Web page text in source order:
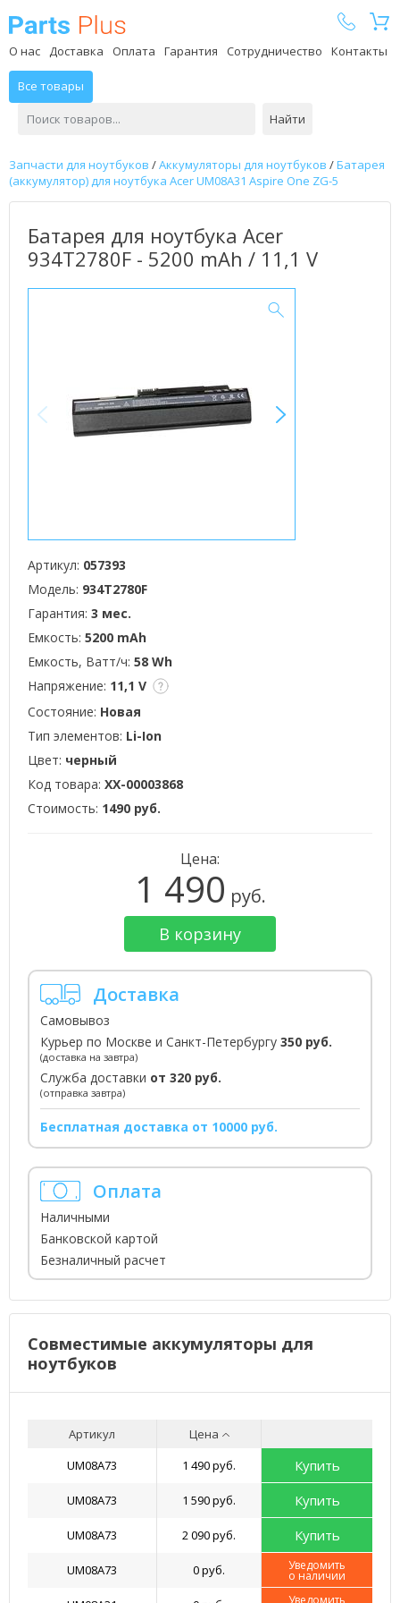
О нас Доставка Оплата Гарантия Сотрудничество Контакты
Все товары
Найти
Запчасти для ноутбуков /Аккумуляторы для ноутбуков /Батарея
(аккумулятор) для ноутбука Acer UM08A31 Aspire One ZG-5
Батарея для ноутбука Acer
934T2780F - 5200 mAh / 11,1 V
Артикул: 057393
Модель: 934T2780F
Гарантия: 3 мес.
Емкость: 5200 mAh
Емкость, Ватт/ч: 58 Wh
Напряжение: 11,1 V
Состояние: Новая
Тип элементов: Li-Ion
Цвет: черный
Код товара: XX-00003868
Стоимость: 1490 руб.
Цена:
1 490 руб.
В корзину
Доставка
Самовывоз
Курьер по Москве и Санкт-Петербургу 350 руб.
(доставка на завтра)
Служба доставки от 320 руб.
(отправка завтра)
Бесплатная доставка от 10000 руб.
Оплата
Наличными
Банковской картой
Безналичный расчет
Совместимые аккумуляторы для
ноутбуков
Артикул
Цена
UM08A73
1 490 руб. Купить
UM08A73 1 590 руб. Купить
UM08A73 2 090 руб. Купить
UM08A73 0 руб. Уведомить
о наличии